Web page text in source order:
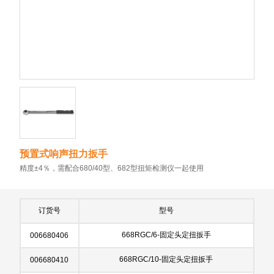
预置式响声扭力扳手
精度±4％，需配合680/40型、682型扭矩检测仪一起使用
订货号 型号
006680406 668RGC/6-固定头定扭扳手
006680410 668RGC/10-固定头定扭扳手